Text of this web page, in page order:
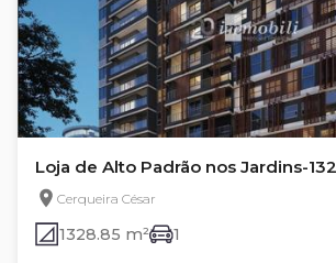
Loja de Alto Padrão nos Jardins-
Cerqueira César
1328.85 m² 1